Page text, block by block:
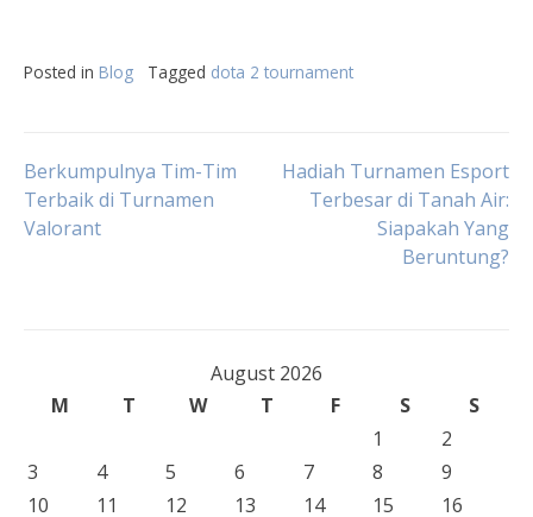
Posted in Blog Tagged dota 2 tournament
Post
navigation
Berkumpulnya Tim-Tim
Terbaik di Turnamen
Valorant
Hadiah Turnamen Esport
Terbesar di Tanah Air:
Siapakah Yang
Beruntung?
August 2026
M
T W T F S
S
1
2
3
4 5 6 7 8
9
10
11 12 13 14 15
16